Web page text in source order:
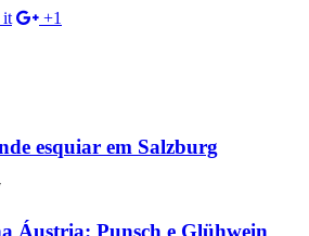
it +1
esquiar em Salzburg
Áustria: Punsch e Glühwein